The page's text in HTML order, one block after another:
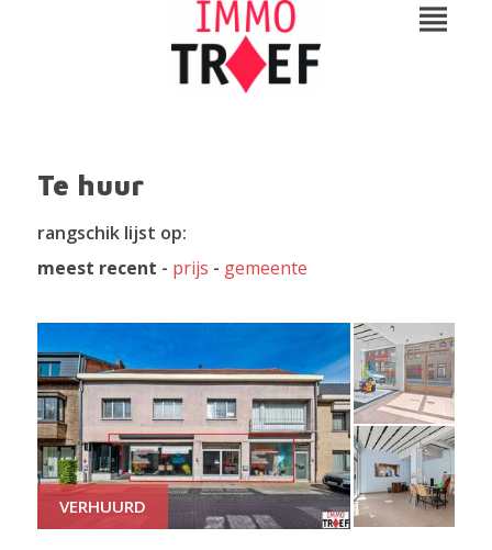
Te huur
rangschik lijst op:
meest recent - prijs - gemeente
VERHUURD